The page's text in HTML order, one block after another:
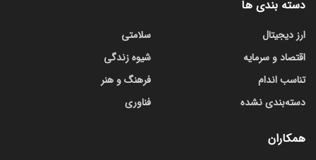
دسته بندی ها
ارز دیجیتال
اقتصاد و سرمایه
تناسب اندام
دسته‌بندی نشده
سلامتی
شیوه زندگی
فرهنگ و هنر
فناوری
همکاران